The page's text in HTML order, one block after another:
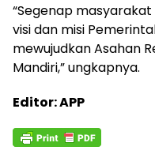
“Segenap
visi dan misi
mewujudkan Asahan
Mandiri,” ungkapnya.
Editor: APP